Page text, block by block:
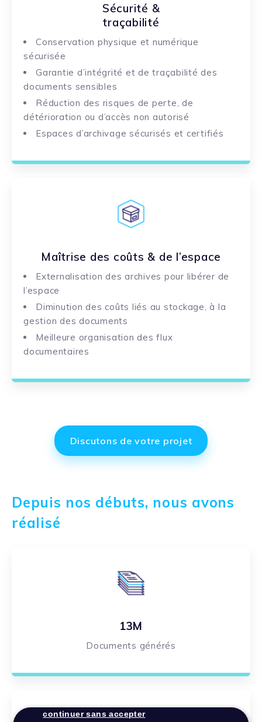
Sécurité &
traçabilité
Conservation physique et numérique
sécurisée
Garantie d’intégrité et de traçabilité des
documents sensibles
Réduction des risques de perte, de
détérioration ou d’accès non autorisé
Espaces d’archivage sécurisés et certifiés
Maîtrise des coûts & de l’espace
Externalisation des archives pour libérer de
l’espace
Diminution des coûts liés au stockage, à la
gestion des documents
Meilleure organisation des flux
documentaires
Discutons de votre projet
Depuis nos débuts, nous avons
réalisé
13M
Documents générés
continuer sans accepter